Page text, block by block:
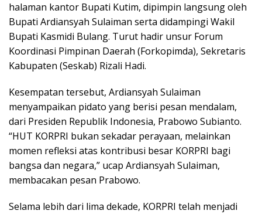
halaman kantor Bupati Kutim, dipimpin langsung oleh
Bupati Ardiansyah Sulaiman serta didampingi Wakil
Bupati Kasmidi Bulang. Turut hadir unsur Forum
Koordinasi Pimpinan Daerah (Forkopimda), Sekretaris
Kabupaten (Seskab) Rizali Hadi.
Kesempatan tersebut, Ardiansyah Sulaiman
menyampaikan pidato yang berisi pesan mendalam,
dari Presiden Republik Indonesia, Prabowo Subianto.
“HUT KORPRI bukan sekadar perayaan, melainkan
momen refleksi atas kontribusi besar KORPRI bagi
bangsa dan negara,” ucap Ardiansyah Sulaiman,
membacakan pesan Prabowo.
Selama lebih dari lima dekade, KORPRI telah menjadi